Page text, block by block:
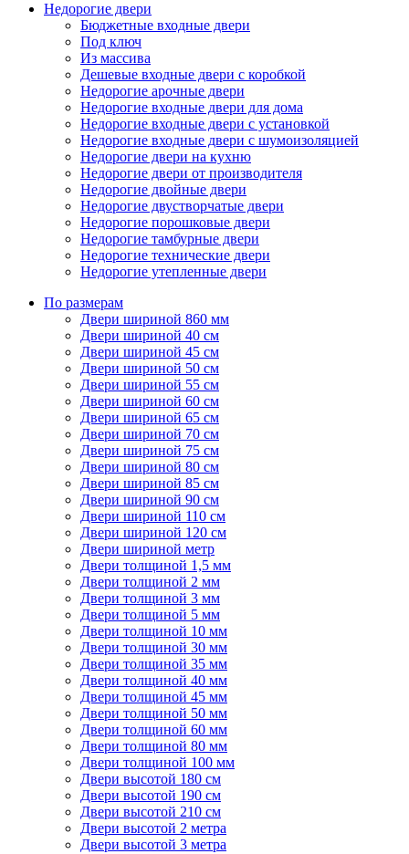
Недорогие двери
Бюджетные входные двери
Под ключ
Из массива
Дешевые входные двери с коробкой
Недорогие арочные двери
Недорогие входные двери для дома
Недорогие входные двери с установкой
Недорогие входные двери с шумоизоляцией
Недорогие двери на кухню
Недорогие двери от производителя
Недорогие двойные двери
Недорогие двустворчатые двери
Недорогие порошковые двери
Недорогие тамбурные двери
Недорогие технические двери
Недорогие утепленные двери
По размерам
Двери шириной 860 мм
Двери шириной 40 см
Двери шириной 45 см
Двери шириной 50 см
Двери шириной 55 см
Двери шириной 60 см
Двери шириной 65 см
Двери шириной 70 см
Двери шириной 75 см
Двери шириной 80 см
Двери шириной 85 см
Двери шириной 90 см
Двери шириной 110 см
Двери шириной 120 см
Двери шириной метр
Двери толщиной 1,5 мм
Двери толщиной 2 мм
Двери толщиной 3 мм
Двери толщиной 5 мм
Двери толщиной 10 мм
Двери толщиной 30 мм
Двери толщиной 35 мм
Двери толщиной 40 мм
Двери толщиной 45 мм
Двери толщиной 50 мм
Двери толщиной 60 мм
Двери толщиной 80 мм
Двери толщиной 100 мм
Двери высотой 180 см
Двери высотой 190 см
Двери высотой 210 см
Двери высотой 2 метра
Двери высотой 3 метра